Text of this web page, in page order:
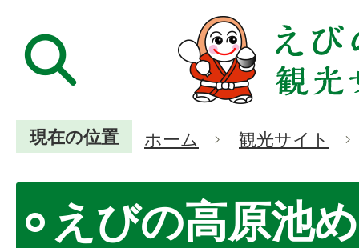
現在の位置 ホーム 観光サイト
えびの高原池